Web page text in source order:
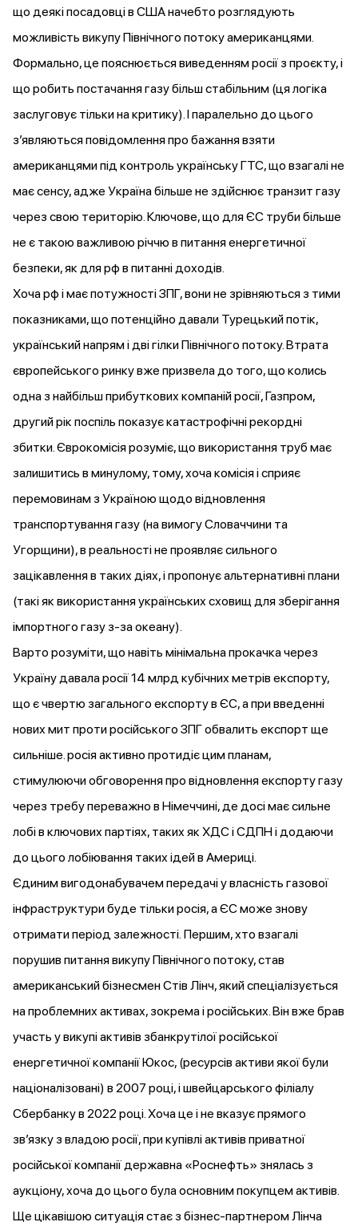
що деякі посадовці в США начебто розглядують
можливість викупу Північного потоку американцями.
Формально, це пояснюється виведенням росії з проєкту, і
що робить постачання газу більш стабільним (ця логіка
заслуговує тільки на критику). І паралельно до цього
зʼявляються повідомлення про бажання взяти
американцями під контроль українську ГТС, що взагалі не
має сенсу, адже Україна більше не здійснює транзит газу
через свою територію. Ключове, що для ЄС труби більше
не є такою важливою річчю в питання енергетичної
безпеки, як для рф в питанні доходів.
Хоча рф і має потужності ЗПГ, вони не зрівняються з тими
показниками, що потенційно давали Турецький потік,
український напрям і дві гілки Північного потоку. Втрата
європейського ринку вже призвела до того, що колись
одна з найбільш прибуткових компаній росії, Газпром,
другий рік поспіль показує катастрофічні рекордні
збитки. Єврокомісія розуміє, що використання труб має
залишитись в минулому, тому, хоча комісія і сприяє
перемовинам з Україною щодо відновлення
транспортування газу (на вимогу Словаччини та
Угорщини), в реальності не проявляє сильного
зацікавлення в таких діях, і пропонує альтернативні плани
(такі як використання українських сховищ для зберігання
імпортного газу з-за океану).
Варто розуміти, що навіть мінімальна прокачка через
Україну давала росії 14 млрд кубічних метрів експорту,
що є чвертю загального експорту в ЄС, а при введенні
нових мит проти російського ЗПГ обвалить експорт ще
сильніше. росія активно протидіє цим планам,
стимулюючи обговорення про відновлення експорту газу
через требу переважно в Німеччині, де досі має сильне
лобі в ключових партіях, таких як ХДС і СДПН і додаючи
до цього лобіювання таких ідей в Америці.
Єдиним вигодонабувачем передачі у власність газової
інфраструктури буде тільки росія, а ЄС може знову
отримати період залежності. Першим, хто взагалі
порушив питання викупу Північного потоку, став
американський бізнесмен Стів Лінч, який спеціалізується
на проблемних активах, зокрема і російських. Він вже брав
участь у викупі активів збанкрутілої російської
енергетичної компанії Юкос, (ресурсів активи якої були
націоналізовані) в 2007 році, і швейцарського філіалу
Сбербанку в 2022 році. Хоча це і не вказує прямого
звʼязку з владою росії, при купівлі активів приватної
російської компанії державна «Роснефть» знялась з
аукціону, хоча до цього була основним покупцем активів.
Ще цікавішою ситуація стає з бізнес-партнером Лінча